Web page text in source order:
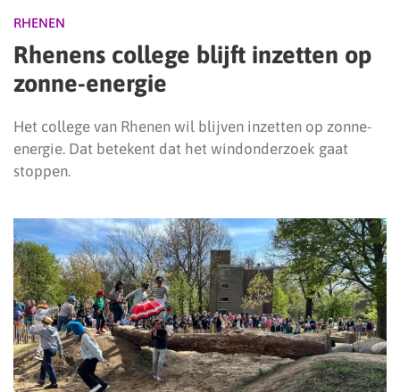
RHENEN
Rhenens college blijft inzetten op
zonne-energie
Het college van Rhenen wil blijven inzetten op zonne-
energie. Dat betekent dat het windonderzoek gaat
stoppen.